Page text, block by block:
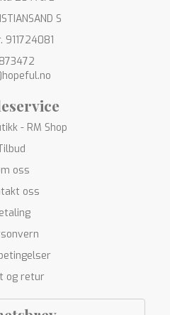
S
911724081
- RM Shop
oss
oss
og retur